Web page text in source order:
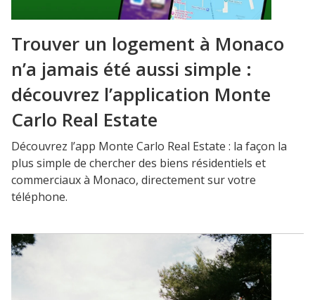
Trouver un logement à Monaco
n’a jamais été aussi simple :
découvrez l’application Monte
Carlo Real Estate
Découvrez l’app Monte Carlo Real Estate : la façon la
plus simple de chercher des biens résidentiels et
commerciaux à Monaco, directement sur votre
téléphone.